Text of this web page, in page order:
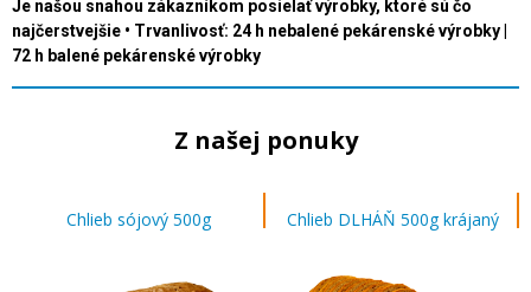
Je našou snahou zákazníkom posielať výrobky, ktoré sú čo
najčerstvejšie • Trvanlivosť: 24 h nebalené pekárenské výrobky |
72 h balené pekárenské výrobky
Z našej ponuky
Chlieb sójový 500g Chlieb DLHÁŇ 500g krájaný